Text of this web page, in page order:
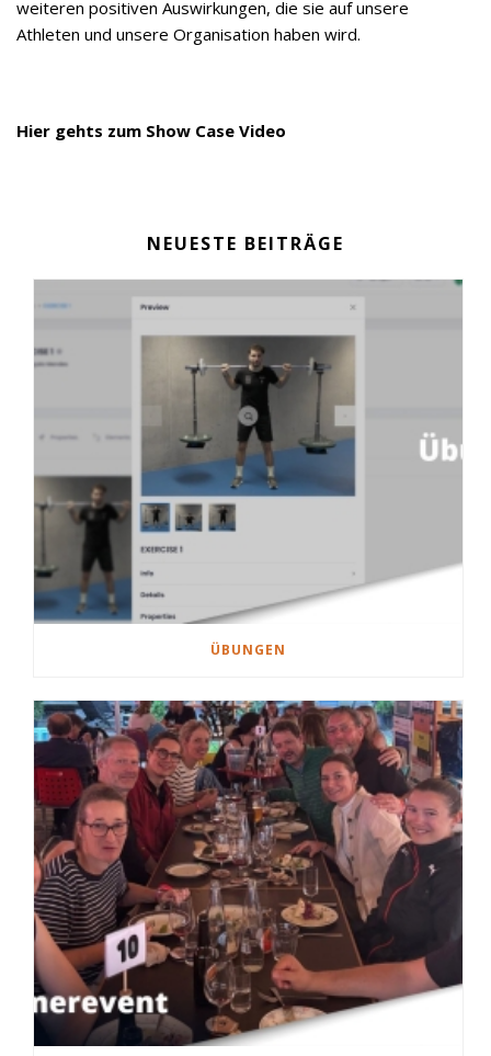
weiteren positiven Auswirkungen, die sie auf unsere
Athleten und unsere Organisation haben wird.
Hier gehts zum Show Case Video
NEUESTE BEITRÄGE
ÜBUNGEN